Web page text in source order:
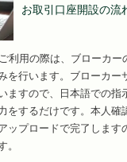
お取引口座開設の流
利用の際は、ブローカー
を行います。ブローカー
ますので、日本語での指
をするだけです。本人確
ップロードで完了します